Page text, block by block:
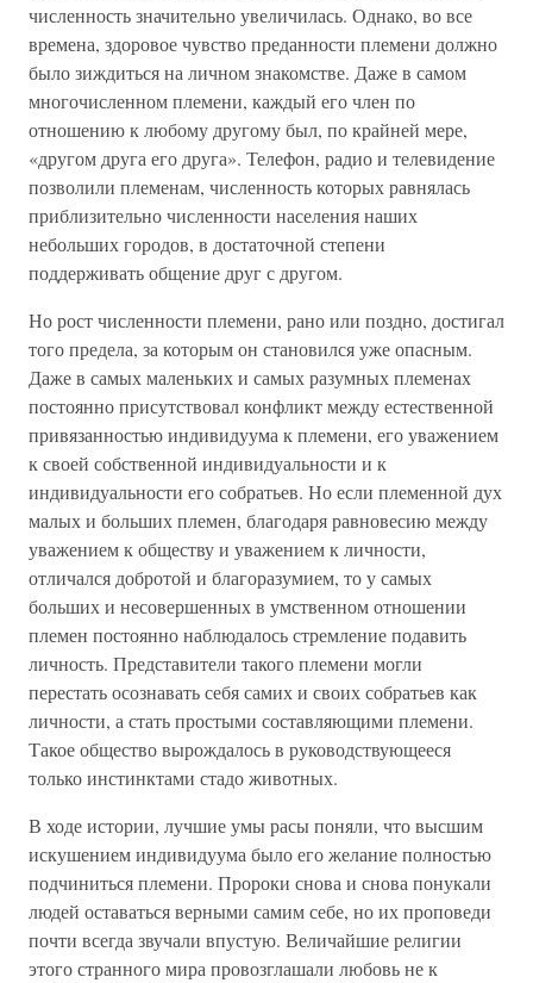
численность значительно увеличилась. Однако, во все
времена, здоровое чувство преданности племени должно
было зиждиться на личном знакомстве. Даже в самом
многочисленном племени, каждый его член по
отношению к любому другому был, по крайней мере,
«другом друга его друга». Телефон, радио и телевидение
позволили племенам, численность которых равнялась
приблизительно численности населения наших
небольших городов, в достаточной степени
поддерживать общение друг с другом.
Но рост численности племени, рано или поздно, достигал
того предела, за которым он становился уже опасным.
Даже в самых маленьких и самых разумных племенах
постоянно присутствовал конфликт между естественной
привязанностью индивидуума к племени, его уважением
к своей собственной индивидуальности и к
индивидуальности его собратьев. Но если племенной дух
малых и больших племен, благодаря равновесию между
уважением к обществу и уважением к личности,
отличался добротой и благоразумием, то у самых
больших и несовершенных в умственном отношении
племен постоянно наблюдалось стремление подавить
личность. Представители такого племени могли
перестать осознавать себя самих и своих собратьев как
личности, а стать простыми составляющими племени.
Такое общество вырождалось в руководствующееся
только инстинктами стадо животных.
В ходе истории, лучшие умы расы поняли, что высшим
искушением индивидуума было его желание полностью
подчиниться племени. Пророки снова и снова понукали
людей оставаться верными самим себе, но их проповеди
почти всегда звучали впустую. Величайшие религии
этого странного мира провозглашали любовь не к